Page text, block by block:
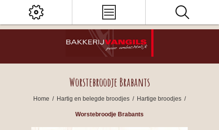
Worstebroodje Brabants
Home / Hartig en belegde broodjes / Hartige broodjes /
Worstebroodje Brabants